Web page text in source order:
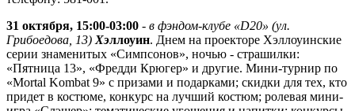
31 октября, 15:00-03:00 - в фэндом-клубе «D20» (ул.
Грибоедова, 13) Хэллоуин. Днем на проекторе Хэллоуинские
серии знаменитых «Симпсонов», ночью - страшилки:
«Пятница 13», «Фредди Крюгер» и другие. Мини-турнир по
«Mortal Kombat 9» c призами и подарками; скидки для тех, кто
придет в костюме, конкурс на лучший костюм; ролевая мини-